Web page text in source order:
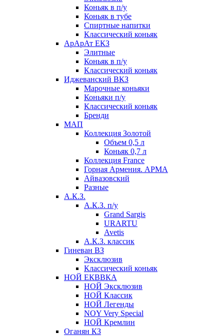
Коньяк в п/у
Коньяк в тубе
Спиртные напитки
Классический коньяк
АрАрАт ЕКЗ
Элитные
Коньяк в п/у
Классический коньяк
Иджеванский ВКЗ
Марочные коньяки
Коньяки п/у
Классический коньяк
Бренди
МАП
Коллекция Золотой
Объем 0,5 л
Коньяк 0,7 л
Коллекция France
Горная Армения. АРМА
Айвазовский
Разные
А.К.З.
А.К.З. п/у
Grand Sargis
URARTU
Avetis
А.К.З. классик
Гиневан ВЗ
Эксклюзив
Классический коньяк
НОЙ ЕКВВКА
НОЙ Эксклюзив
НОЙ Классик
НОЙ Легенды
NOY Very Speсial
НОЙ Кремлин
Оганян КЗ